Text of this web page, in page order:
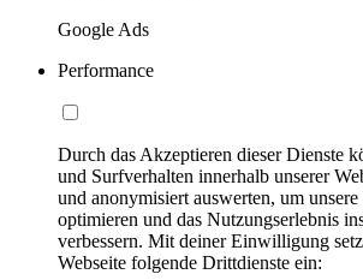
Google Ads
Performance
Durch das Akzeptieren dieser Dienste
und Surfverhalten innerhalb unserer
und anonymisiert auswerten, um unsere
optimieren und das Nutzungserlebnis
verbessern. Mit deiner Einwilligung
Webseite folgende Drittdienste ein: